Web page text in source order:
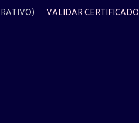
VALIDAR CERTIFICADO